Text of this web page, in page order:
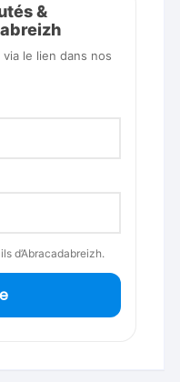
&
le lien dans nos
d’Abracadabreizh.